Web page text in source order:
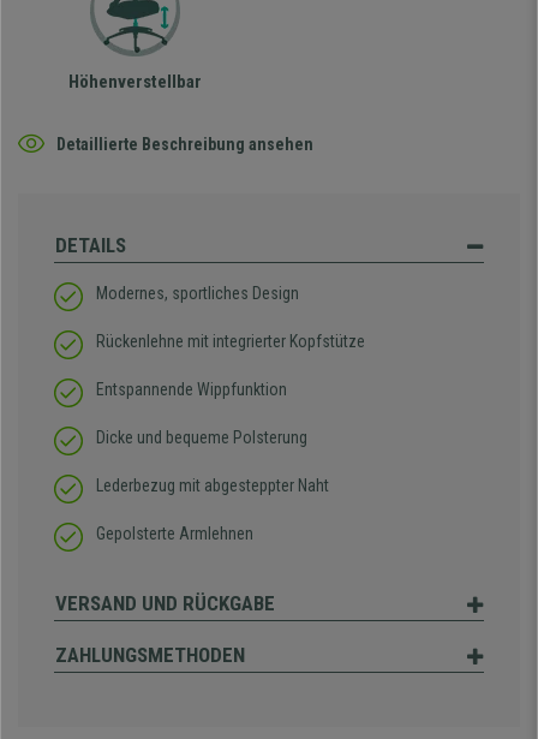
Höhenverstellbar
Detaillierte Beschreibung ansehen
DETAILS
Modernes, sportliches Design
Rückenlehne mit integrierter Kopfstütze
Entspannende Wippfunktion
Dicke und bequeme Polsterung
Lederbezug mit abgesteppter Naht
Gepolsterte Armlehnen
VERSAND UND RÜCKGABE
ZAHLUNGSMETHODEN